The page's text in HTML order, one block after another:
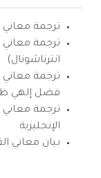
ترجمة معاني
ترجمة معاني
انترناشونال)
ترجمة معاني
فضل إلهي
ترجمة معاني
الإنجليزية
بيان معاني